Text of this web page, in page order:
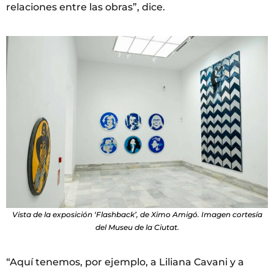
relaciones entre las obras”, dice.
Vista de la exposición ‘Flashback’, de Ximo Amigó. Imagen cortesía
del Museu de la Ciutat.
“Aquí tenemos, por ejemplo, a Liliana Cavani y a